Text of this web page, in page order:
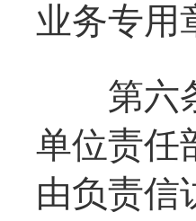
业务专用
第六条
单位责任
由负责信